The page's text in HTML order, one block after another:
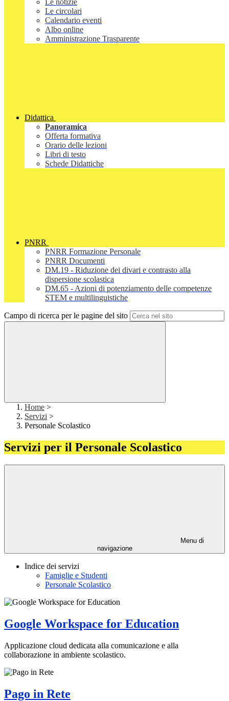
Le notizie
Le circolari
Calendario eventi
Albo online
Amministrazione Trasparente
Didattica
Panoramica
Offerta formativa
Orario delle lezioni
Libri di testo
Schede Didattiche
PNRR
PNRR Formazione Personale
PNRR Documenti
DM.19 - Riduzione dei divari e contrasto alla
dispersione scolastica
DM.65 - Azioni di potenziamento delle competenze
STEM e multilinguistiche
Campo di ricerca per le pagine del sito
Home >
Servizi >
Personale Scolastico
Servizi per il Personale Scolastico
Menu di
navigazione
Indice dei servizi
Famiglie e Studenti
Personale Scolastico
Google Workspace for Education
Applicazione cloud dedicata alla comunicazione e alla
collaborazione in ambiente scolastico.
Pago in Rete